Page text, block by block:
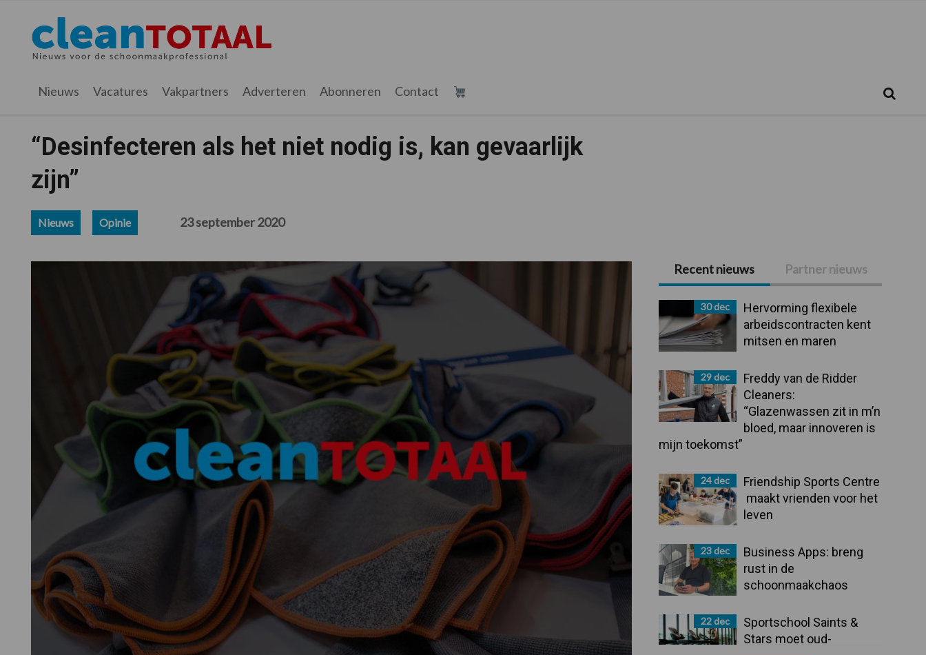
hoofdnavigatie
hoofd
inhoud
eerste
sidebar
voettekst
Cleantotaal.nl
Het
laatste
voor
professionele
Nieuws Vacatures Vakpartners Adverteren Abonneren Contact
“Desinfecteren als het niet nodig is, kan gevaarlijk
zijn”
Nieuws Opinie 23 september 2020
Primaire
Sidebar
Recent nieuws Partner nieuws
30 dec
Hervorming flexibele
arbeidscontracten kent
mitsen en maren
29 dec
Freddy van de Ridder
Cleaners:
“Glazenwassen zit in m’n
bloed, maar innoveren is
mijn toekomst”
24 dec
Friendship Sports Centre
maakt vrienden voor het
leven
23 dec
Business Apps: breng
rust in de
schoonmaakchaos
22 dec
Sportschool Saints &
Stars moet oud-